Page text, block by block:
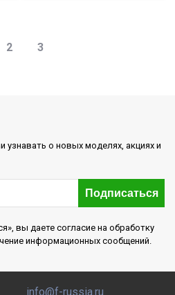
2 3
о новых моделях, акциях и
Подписаться
вы даете согласие на обработку
информационных сообщений.
info@f-russia.ru